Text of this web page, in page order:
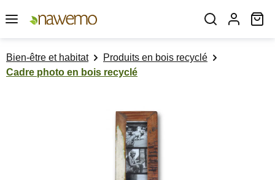
Passer au contenu principal
Bien-être et habitat
Produits en bois recyclé
Cadre photo en bois recyclé